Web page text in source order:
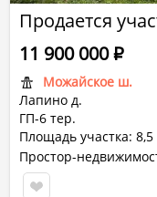
Продается
Можайское ш.
Лапино д.
ГП-6 тер.
Площадь участка: 8,5
11 900 000Р
Простор-